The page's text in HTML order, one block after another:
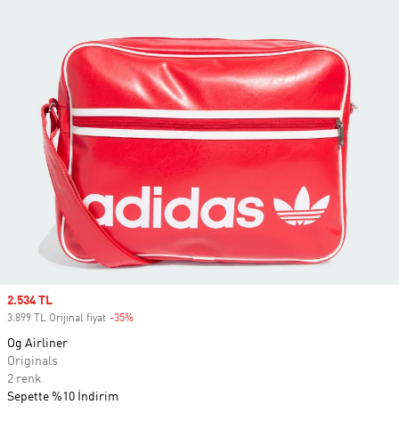
Sale price
2.534 TL
3.899 TL Orijinal fiyat -35%
Og Airliner
Originals
2 renk
Sepette %10 İndirim